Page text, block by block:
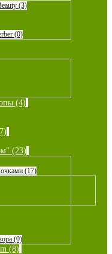
(3)
(0)
(4)
(23)
(17)
(0)
(8)